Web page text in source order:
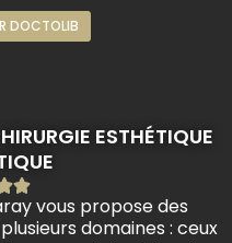
DOCTOLIB
ESTHÉTIQUE

vous propose des
domaines : ceux